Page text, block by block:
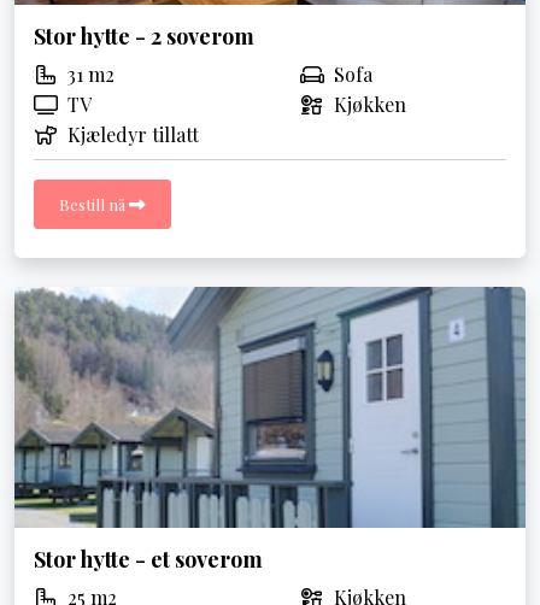
Stor hytte - 2 soverom
31 m2
Sofa
TV
Kjøkken
Kjæledyr tillatt
Bestill nå
Stor hytte - et soverom
25 m2 Kjøkken